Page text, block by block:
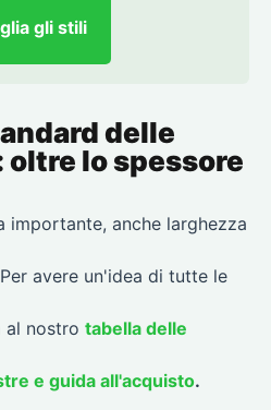
gli stili
delle
lo spessore
importante, anche larghezza
avere un'idea di tutte le
al nostro tabella delle
e guida all'acquisto.